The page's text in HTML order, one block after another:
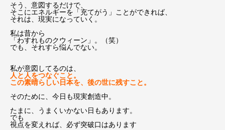
そう、意図するだけで、
そこにエネルギーを「充てがう」ことができれば、
それは、現実になっていく。
私は昔から
「わすれものクウィーン」。（笑）
でも、それすら悩んでない。
私が意図してるのは、
人と人をつなぐこと。
この素晴らしい日本を、後の世に残すこと。
そのために、今日も現実創造中。
たまに、うまくいかない日もあります。
でも
視点を変えれば、必ず突破口はあります